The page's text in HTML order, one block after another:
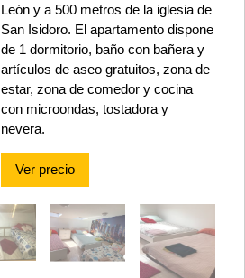
León y a 500 metros de la iglesia de
San Isidoro. El apartamento dispone
de 1 dormitorio, baño con bañera y
artículos de aseo gratuitos, zona de
estar, zona de comedor y cocina
con microondas, tostadora y
nevera.
Ver precio